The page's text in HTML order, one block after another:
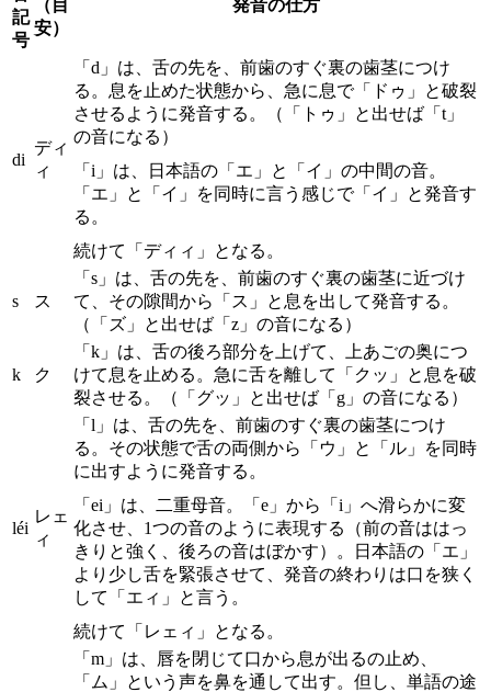
記
号
（目
安）
発音の仕方
di
ディ
ィ
「d」は、舌の先を、前歯のすぐ裏の歯茎につけ
る。息を止めた状態から、急に息で「ドゥ」と破裂
させるように発音する。（「トゥ」と出せば「t」
の音になる）
「i」は、日本語の「エ」と「イ」の中間の音。
「エ」と「イ」を同時に言う感じで「イ」と発音す
る。
続けて「ディィ」となる。
s ス
「s」は、舌の先を、前歯のすぐ裏の歯茎に近づけ
て、その隙間から「ス」と息を出して発音する。
（「ズ」と出せば「z」の音になる）
k ク
「k」は、舌の後ろ部分を上げて、上あごの奥につ
けて息を止める。急に舌を離して「クッ」と息を破
裂させる。（「グッ」と出せば「g」の音になる）
léi
レェ
ィ
「l」は、舌の先を、前歯のすぐ裏の歯茎につけ
る。その状態で舌の両側から「ウ」と「ル」を同時
に出すように発音する。
「ei」は、二重母音。「e」から「i」へ滑らかに変
化させ、1つの音のように表現する（前の音ははっ
きりと強く、後ろの音はぼかす）。日本語の「エ」
より少し舌を緊張させて、発音の終わりは口を狭く
して「エィ」と言う。
続けて「レェィ」となる。
「m」は、唇を閉じて口から息が出るの止め、
「ム」という声を鼻を通して出す。但し、単語の途